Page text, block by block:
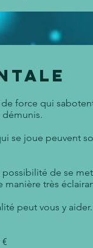
force qui
démunis.
se joue peuvent
de se
manière très
peut vous y aider.